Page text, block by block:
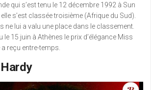
qui s’est tenu le 12 décembre 1992 à Sun
s’est classée troisième (Afrique du Sud).
lui a valu une place dans le classement.
le 15 juin à Athènes le prix d’élégance Miss
reçu entre-temps.